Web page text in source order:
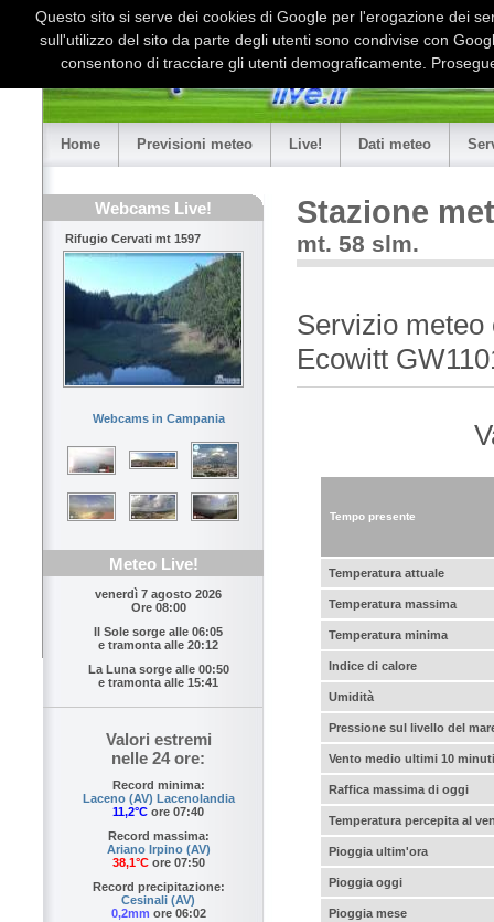
Home Previsioni meteo Live! Dati meteo
Webcams Live!
Rifugio Cervati mt 1597
Webcams in Campania
Meteo Live!
venerdì 7 agosto 2026
Ore 08:00
Il Sole sorge alle 06:05
e tramonta alle 20:12
La Luna sorge alle 00:50
e tramonta alle 15:41
Valori estremi
nelle 24 ore:
Record minima:
Laceno (AV) Lacenolandia
11,2°C ore 07:40
Record massima:
Ariano Irpino (AV)
38,1°Core 07:50
Record precipitazione:
Cesinali (AV)
0,2mm ore 06:02
Stazione
mt. 58 slm.
Servizio meteo
Ecowitt
Tempo presente
Temperatura attuale
Temperatura massima
Temperatura minima
Indice di calore
Umidità
Pressione sul livello del
Vento medio ultimi 10 minuti
Raffica massima di oggi
Temperatura percepita al
Pioggia ultim'ora
Pioggia oggi
Pioggia mese
Questo sito si serve dei cookies di Google per l'erogazione dei
sull'utilizzo del sito da parte degli utenti sono condivise con
consentono di tracciare gli utenti demograficamente.